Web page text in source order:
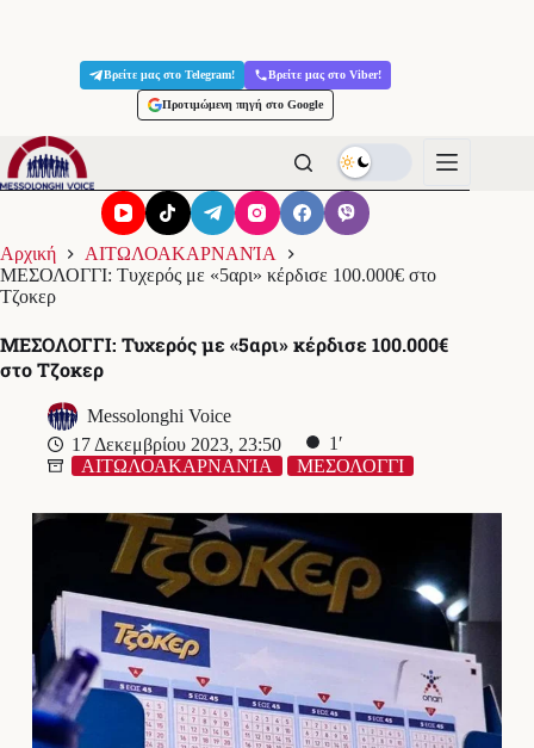
Βρείτε μας στο Telegram! Βρείτε μας στο Viber!
Προτιμώμενη πηγή στο Google
Αρχική
ΑΙΤΩΛΟΑΚΑΡΝΑΝΊΑ
ΜΕΣΟΛΟΓΓΙ: Τυχερός με «5αρι» κέρδισε 100.000€ στο
Τζοκερ
ΜΕΣΟΛΟΓΓΙ: Τυχερός με «5αρι» κέρδισε 100.000€
στο Τζοκερ
Messolonghi Voice
17 Δεκεμβρίου 2023, 23:50
1′
ΑΙΤΩΛΟΑΚΑΡΝΑΝΊΑ
ΜΕΣΟΛΟΓΓΙ